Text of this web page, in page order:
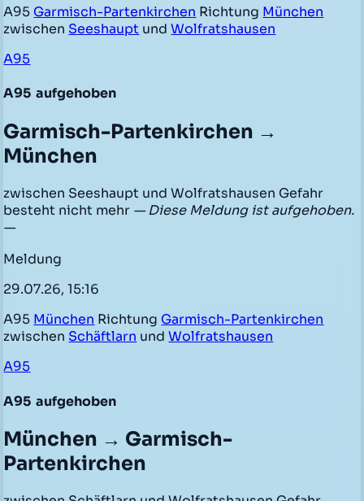
A95 Garmisch-Partenkirchen Richtung München
zwischen Seeshaupt undWolfratshausen
A95
A95 aufgehoben
Garmisch-Partenkirchen →
München
zwischen Seeshaupt und Wolfratshausen Gefahr
besteht nicht mehr — Diese Meldung ist aufgehoben.
—
Meldung
29.07.26, 15:16
A95 München Richtung Garmisch-Partenkirchen
zwischen Schäftlarn undWolfratshausen
A95
A95 aufgehoben
München → Garmisch-
Partenkirchen